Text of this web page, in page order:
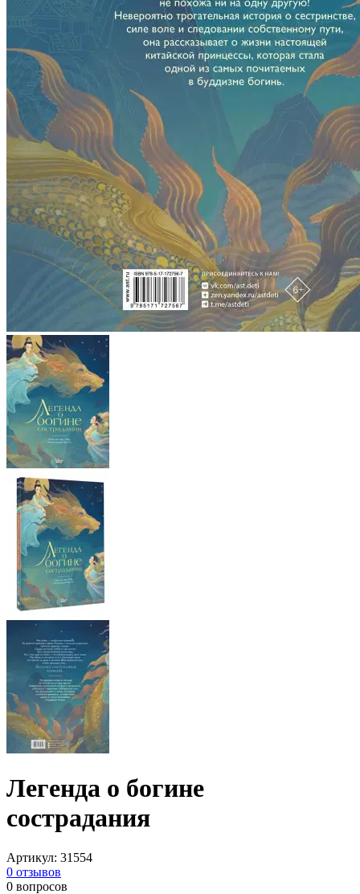
Легенда о богине
сострадания
Артикул: 31554
0 отзывов
0 вопросов